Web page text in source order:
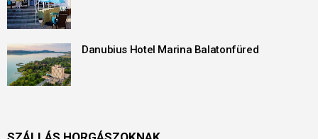
Danubius Hotel Marina Balatonfüred